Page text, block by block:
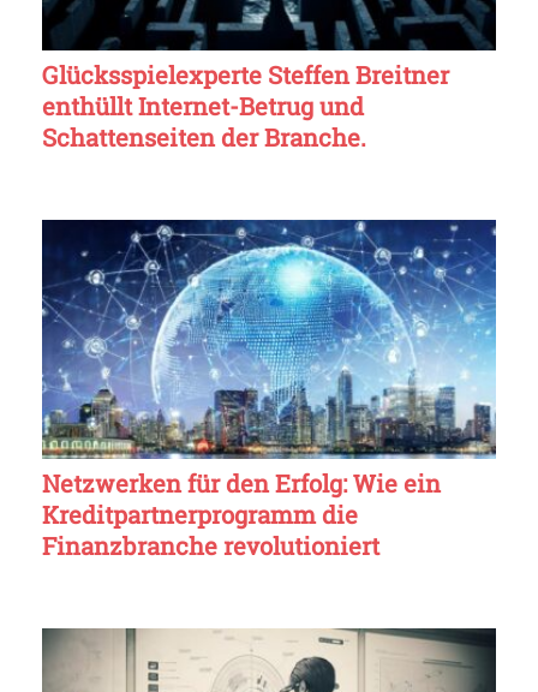
Glücksspielexperte Steffen Breitner
enthüllt Internet-Betrug und
Schattenseiten der Branche.
Netzwerken für den Erfolg: Wie ein
Kreditpartnerprogramm die
Finanzbranche revolutioniert